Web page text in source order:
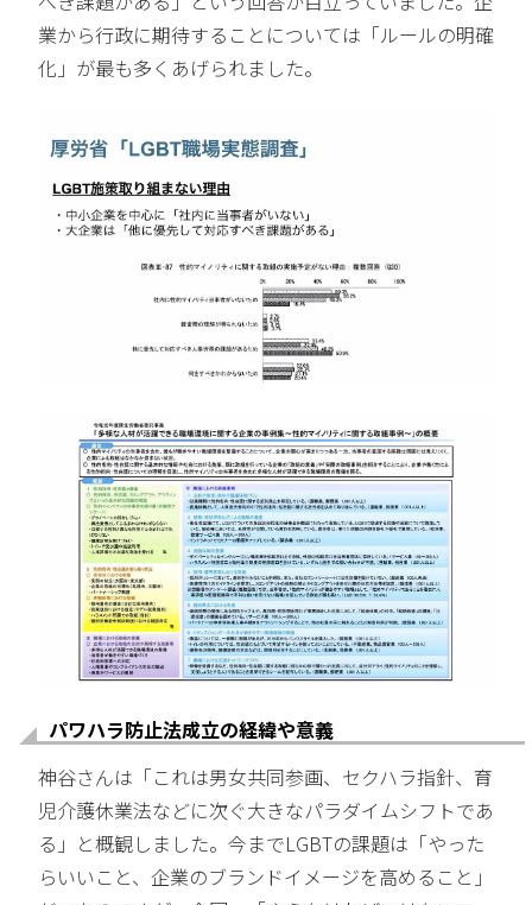
業から行政に期待することについては「ルールの明確
化」が最も多くあげられました。
パワハラ防止法成立の経緯や意義
神谷さんは「これは男女共同参画、セクハラ指針、育
児介護休業法などに次ぐ大きなパラダイムシフトであ
る」と概観しました。今までLGBTの課題は「やった
らいいこと、企業のブランドイメージを高めること」